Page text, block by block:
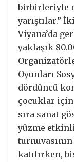
birbirleriyle
yarıştılar.”
Viyana’da
yaklaşık
Oyunları
dördüncü
çocuklar için
sıra sanat
yüzme
katılırken,